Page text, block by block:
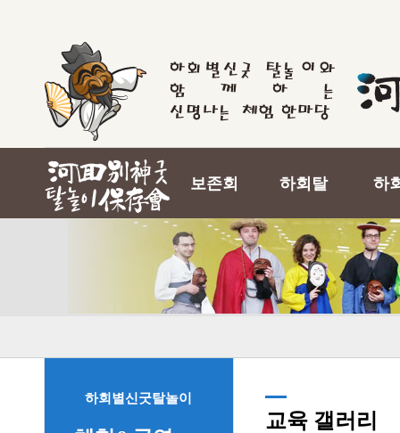
보존회 하회탈 하
하회별신굿탈놀이
교육 갤러리